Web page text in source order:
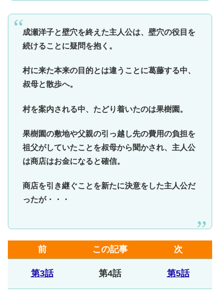
成瀬洋子と壁穴を終えた主人公は、壁穴の役目を
続けることに疑問を抱く。
村に来た本来の目的とは違うことに葛藤する中、
叔母と散歩へ。
村を案内される中、たどり着いたのは果樹園。
果樹園の敷地や父親の引っ越し先の費用の負担を
祖父がしていたことを叔母から聞かされ、主人公
は商店はお金になると確信。
商店を引き継ぐことを新たに決意をした主人公だ
ったが・・・
前 この記事 次
第3話 第4話 第5話